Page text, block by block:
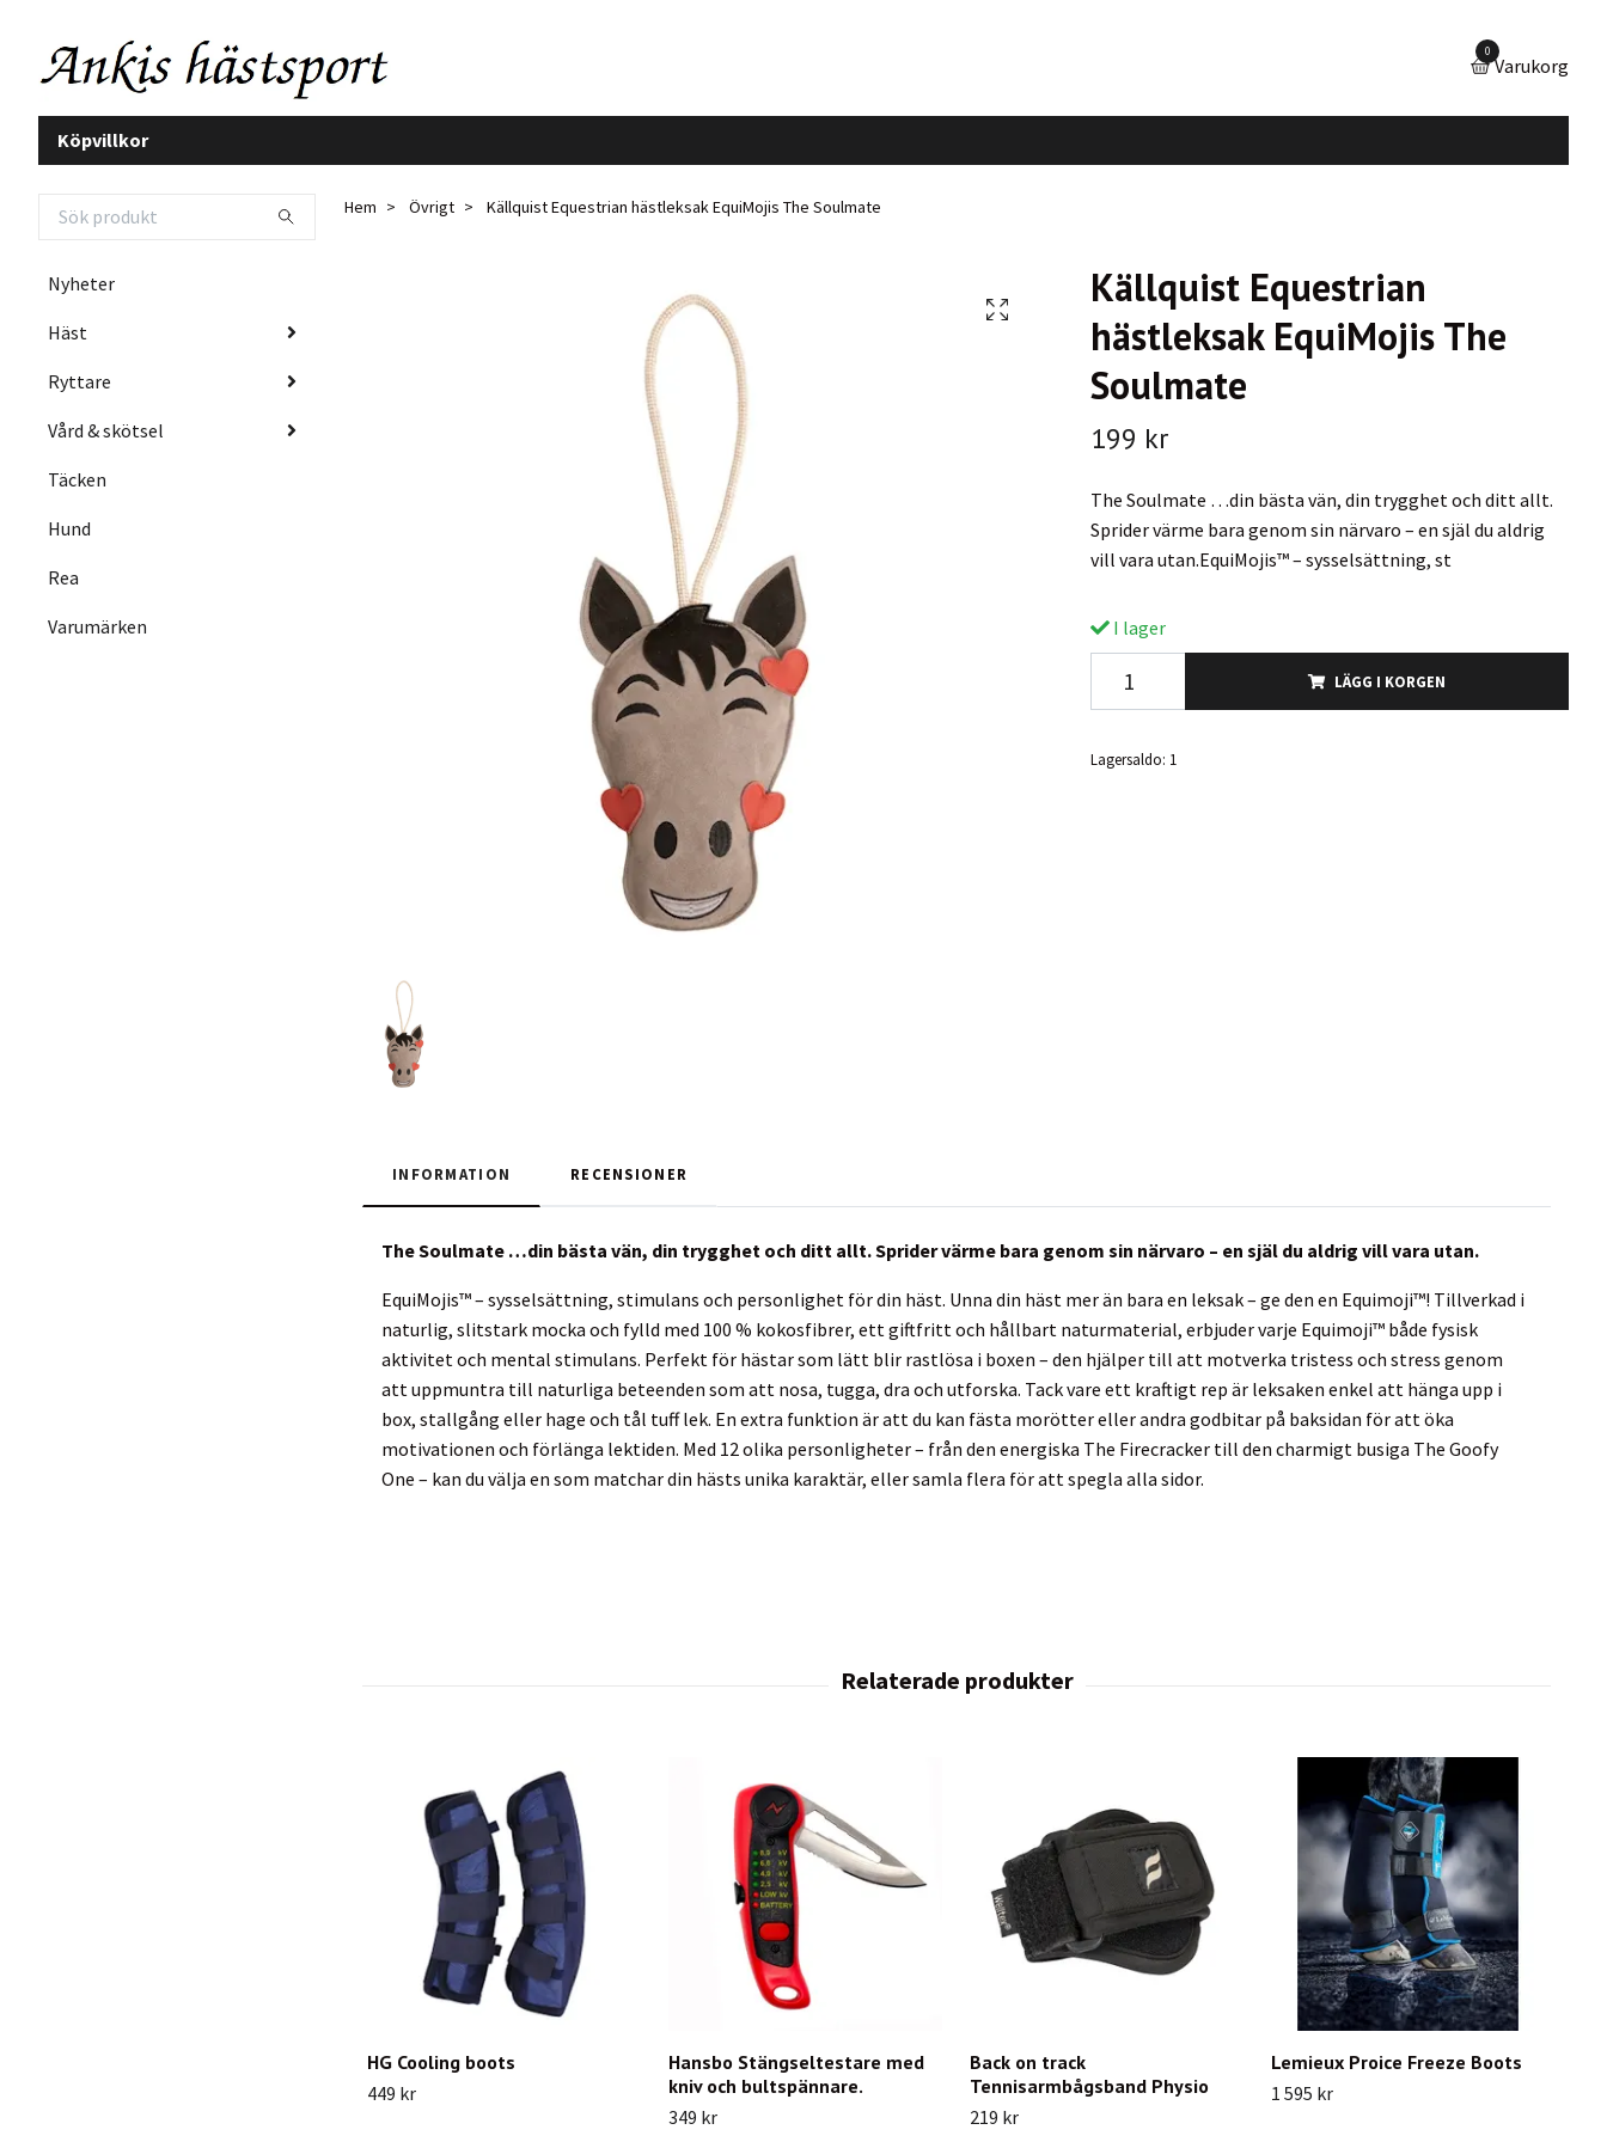
0
Varukorg
Köpvillkor
Nyheter
Häst
Ryttare
Vård & skötsel
Täcken
Hund
Rea
Varumärken
Hem Övrigt Källquist Equestrian hästleksak EquiMojis The Soulmate
Källquist Equestrian
hästleksak EquiMojis The
Soulmate
199 kr
The Soulmate …din bästa vän, din trygghet och ditt allt.
Sprider värme bara genom sin närvaro – en själ du aldrig
vill vara utan.EquiMojis™ – sysselsättning, st
I lager
LÄGG I KORGEN
Lagersaldo: 1
INFORMATION RECENSIONER
The Soulmate …din bästa vän, din trygghet och ditt allt. Sprider värme bara genom sin närvaro – en själ du aldrig vill vara utan.
EquiMojis™ – sysselsättning, stimulans och personlighet för din häst. Unna din häst mer än bara en leksak – ge den en Equimoji™! Tillverkad i
naturlig, slitstark mocka och fylld med 100 % kokosfibrer, ett giftfritt och hållbart naturmaterial, erbjuder varje Equimoji™ både fysisk
aktivitet och mental stimulans. Perfekt för hästar som lätt blir rastlösa i boxen – den hjälper till att motverka tristess och stress genom
att uppmuntra till naturliga beteenden som att nosa, tugga, dra och utforska. Tack vare ett kraftigt rep är leksaken enkel att hänga upp i
box, stallgång eller hage och tål tuff lek. En extra funktion är att du kan fästa morötter eller andra godbitar på baksidan för att öka
motivationen och förlänga lektiden. Med 12 olika personligheter – från den energiska The Firecracker till den charmigt busiga The Goofy
One – kan du välja en som matchar din hästs unika karaktär, eller samla flera för att spegla alla sidor.
HG Cooling boots
449 kr
Hansbo Stängseltestare med
kniv och bultspännare.
349 kr
Back on track
Tennisarmbågsband Physio
219 kr
Lemieux Proice Freeze Boots
1 595 kr